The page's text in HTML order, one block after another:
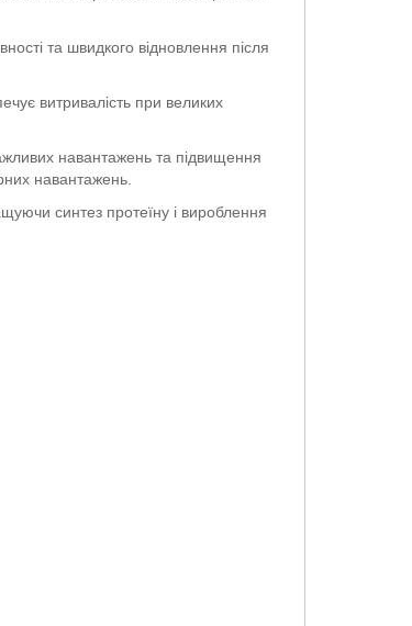
та швидкого відновлення після
витривалість при великих
навантажень та підвищення
навантажень.
синтез протеїну і вироблення